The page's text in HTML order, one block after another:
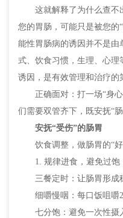
这就解释了为什么查不出
您的胃肠，可能只是被您的
能性胃肠病的诱因并不是
式、饮食习惯，生理、心
诱因，是有效管理和治疗的
正确面对：打一场“身心
们需要双管齐下，既安抚“肠
安抚“受伤”的肠胃
饮食调整，做肠胃的“好
1. 规律进食，避免过饱
三餐定时：让肠胃形成
细嚼慢咽：每口饭咀嚼
七分饱：避免一次性摄